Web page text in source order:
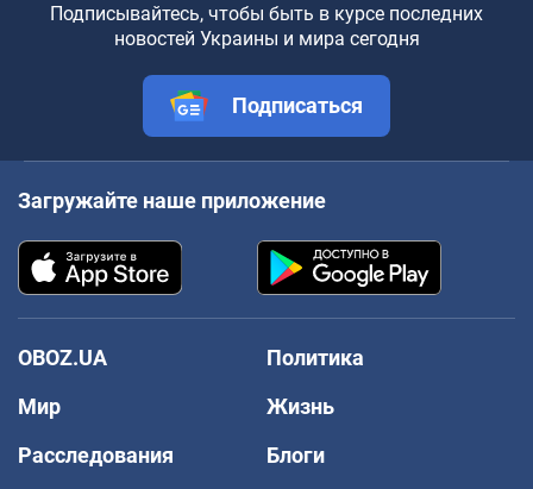
Подписывайтесь, чтобы быть в курсе последних
новостей Украины и мира сегодня
Подписаться
Загружайте наше приложение
OBOZ.UA
Политика
Мир
Жизнь
Расследования
Блоги